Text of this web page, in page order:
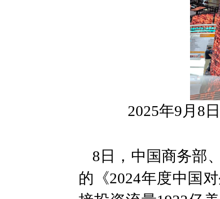
2025年9月8日
8日，中国商务部
的《2024年度中国